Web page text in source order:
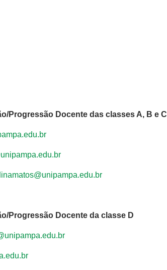
Progressão Docente das classes A, B e C
Progressão Docente da classe D